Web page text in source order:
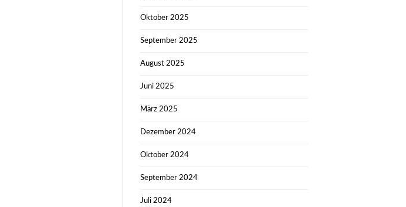
Oktober 2025
September 2025
August 2025
Juni 2025
März 2025
Dezember 2024
Oktober 2024
September 2024
Juli 2024